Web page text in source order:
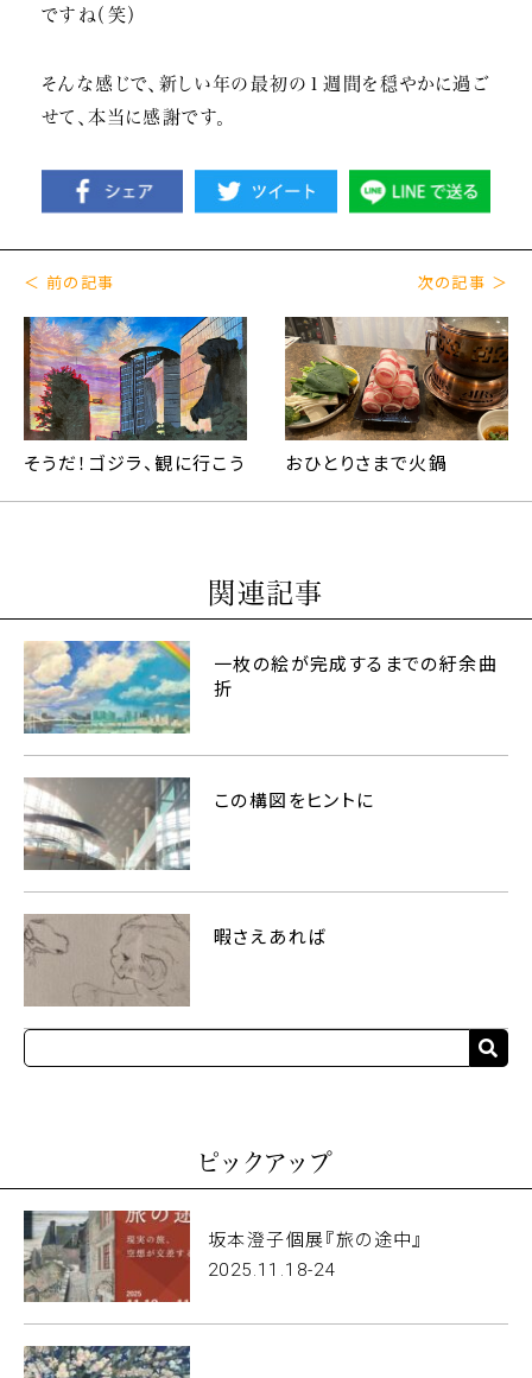
ですね（笑）
そんな感じで、新しい年の最初の１週間を穏やかに過ご
せて、本当に感謝です。
＜ 前の記事
そうだ！ゴジラ、観に行こう
次の記事 ＞
おひとりさまで火鍋
関連記事
一枚の絵が完成するまでの紆余曲
折
この構図をヒントに
暇さえあれば
ピックアップ
坂本澄子個展『旅の途中』
2025.11.18-24